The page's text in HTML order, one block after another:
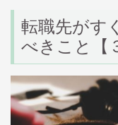
転職先がす
べきこと【